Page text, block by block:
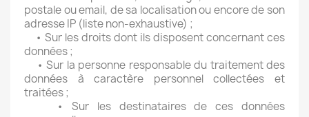
postale ou email, de sa localisation ou encore de son
adresse IP (liste non-exhaustive) ;
• Sur les droits dont ils disposent concernant ces
données ;
• Sur la personne responsable du traitement des
données à caractère personnel collectées et
traitées ;
• Sur les destinataires de ces données